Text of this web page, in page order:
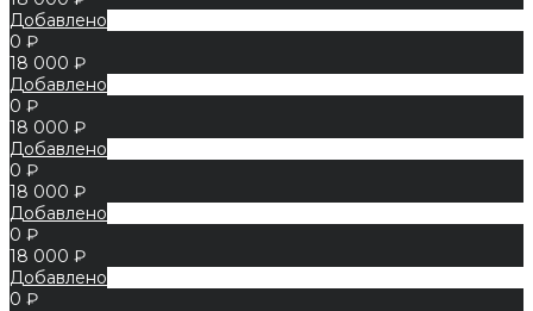
Добавлено
0 ₽
18 000 ₽
Добавлено
0 ₽
18 000 ₽
Добавлено
0 ₽
18 000 ₽
Добавлено
0 ₽
18 000 ₽
Добавлено
0 ₽